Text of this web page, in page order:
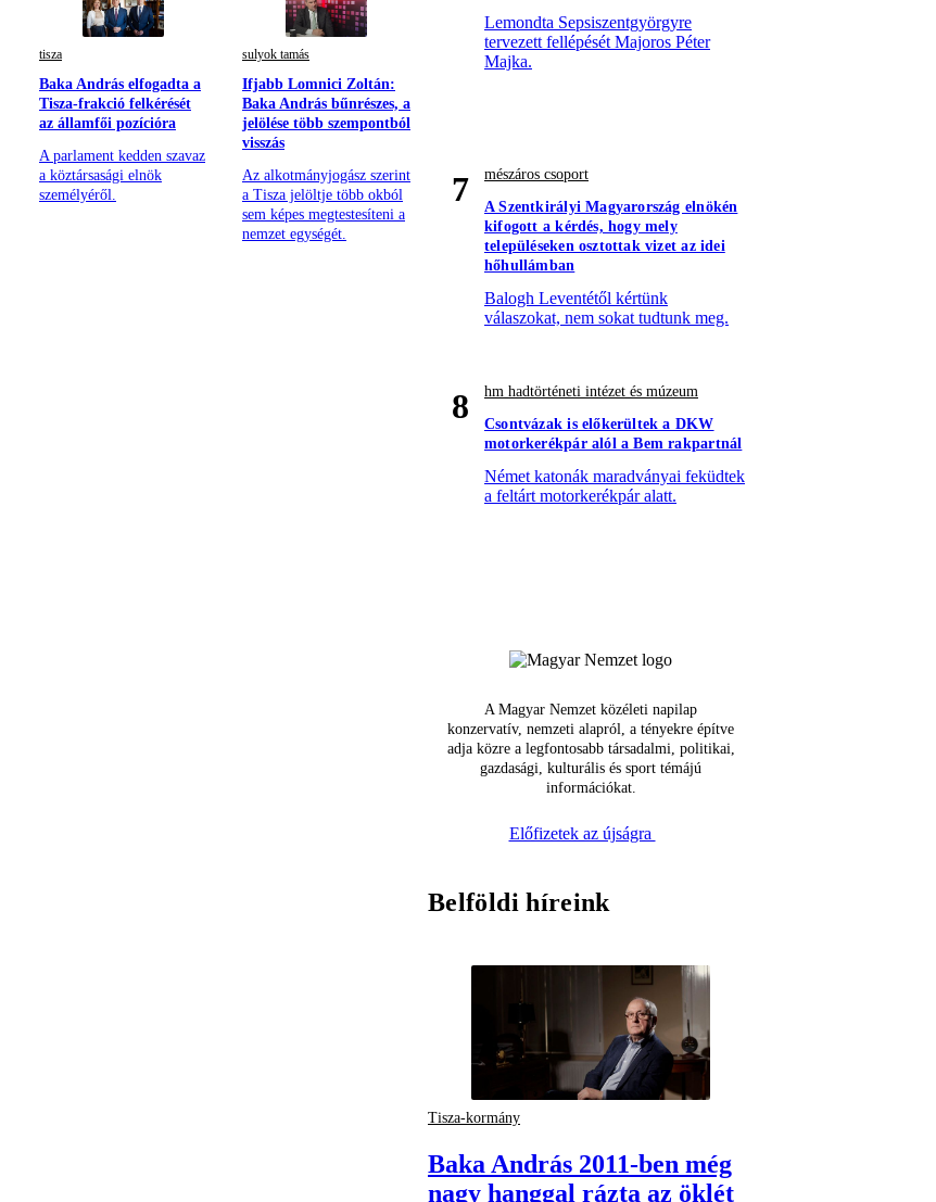
tisza
Baka András elfogadta a
Tisza-frakció felkérését
az államfői pozícióra
A parlament kedden szavaz
a köztársasági elnök
személyéről.
sulyok tamás
Ifjabb Lomnici Zoltán:
Baka András bűnrészes, a
jelölése több szempontból
visszás
Az alkotmányjogász szerint
a Tisza jelöltje több okból
sem képes megtestesíteni a
nemzet egységét.
Lemondta Sepsiszentgyörgyre
tervezett fellépését Majoros Péter
Majka.
7
mészáros csoport
A Szentkirályi Magyarország elnökén
kifogott a kérdés, hogy mely
településeken osztottak vizet az idei
hőhullámban
Balogh Leventétől kértünk
válaszokat, nem sokat tudtunk meg.
8
hm hadtörténeti intézet és múzeum
Csontvázak is előkerültek a DKW
motorkerékpár alól a Bem rakpartnál
Német katonák maradványai feküdtek
a feltárt motorkerékpár alatt.
A Magyar Nemzet közéleti napilap
konzervatív, nemzeti alapról, a tényekre építve
adja közre a legfontosabb társadalmi, politikai,
gazdasági, kulturális és sport témájú
információkat.
Előfizetek az újságra
Belföldi híreink
Tisza-kormány
Baka András 2011-ben még
nagy hanggal rázta az öklét